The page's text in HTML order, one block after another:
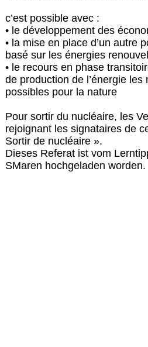
c’est possible avec :
• le développement des
• la mise en place d’un autre
basé sur les énergies
• le recours en phase
de production de l’énergie les
possibles pour la nature
Pour sortir du nucléaire, les
rejoignant les signataires de
Sortir de nucléaire ».
Dieses Referat ist vom
SMaren hochgeladen worden.